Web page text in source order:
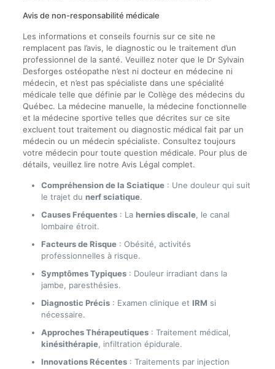
Avis de non-responsabilité médicale
Les informations et conseils fournis sur ce site ne
remplacent pas l’avis, le diagnostic ou le traitement d’un
professionnel de la santé. Veuillez noter que le Dr Sylvain
Desforges ostéopathe n’est ni docteur en médecine ni
médecin, et n’est pas spécialiste dans une spécialité
médicale telle que définie par le Collège des médecins du
Québec. La médecine manuelle, la médecine fonctionnelle
et la médecine sportive telles que décrites sur ce site
excluent tout traitement ou diagnostic médical fait par un
médecin ou un médecin spécialiste. Consultez toujours
votre médecin pour toute question médicale. Pour plus de
détails, veuillez lire notre Avis Légal complet.
Compréhension de la Sciatique: Une douleur qui suit
le trajet du nerf sciatique.
Causes Fréquentes: La hernies discale, le canal
lombaire étroit.
Facteurs de Risque: Obésité, activités
professionnelles à risque.
Symptômes Typiques: Douleur irradiant dans la
jambe, paresthésies.
Diagnostic Précis: Examen clinique et IRM si
nécessaire.
Approches Thérapeutiques: Traitement médical,
kinésithérapie, infiltration épidurale.
Innovations Récentes: Traitements par injection